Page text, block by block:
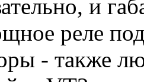
и
реле
- также